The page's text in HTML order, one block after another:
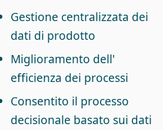
Gestione centralizzata dei
dati di prodotto
Miglioramento dell'
efficienza dei processi
Consentito il processo
decisionale basato sui dati